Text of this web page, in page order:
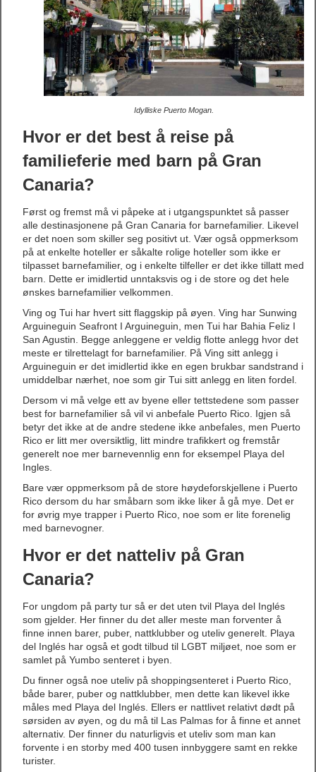
Idylliske Puerto Mogan.
Hvor er det best å reise på
familieferie med barn på Gran
Canaria?
Først og fremst må vi påpeke at i utgangspunktet så passer
alle destinasjonene på Gran Canaria for barnefamilier. Likevel
er det noen som skiller seg positivt ut. Vær også oppmerksom
på at enkelte hoteller er såkalte rolige hoteller som ikke er
tilpasset barnefamilier, og i enkelte tilfeller er det ikke tillatt med
barn. Dette er imidlertid unntaksvis og i de store og det hele
ønskes barnefamilier velkommen.
Ving og Tui har hvert sitt flaggskip på øyen. Ving har Sunwing
Arguineguin Seafront I Arguineguin, men Tui har Bahia Feliz I
San Agustin. Begge anleggene er veldig flotte anlegg hvor det
meste er tilrettelagt for barnefamilier. På Ving sitt anlegg i
Arguineguin er det imidlertid ikke en egen brukbar sandstrand i
umiddelbar nærhet, noe som gir Tui sitt anlegg en liten fordel.
Dersom vi må velge ett av byene eller tettstedene som passer
best for barnefamilier så vil vi anbefale Puerto Rico. Igjen så
betyr det ikke at de andre stedene ikke anbefales, men Puerto
Rico er litt mer oversiktlig, litt mindre trafikkert og fremstår
generelt noe mer barnevennlig enn for eksempel Playa del
Ingles.
Bare vær oppmerksom på de store høydeforskjellene i Puerto
Rico dersom du har småbarn som ikke liker å gå mye. Det er
for øvrig mye trapper i Puerto Rico, noe som er lite forenelig
med barnevogner.
Hvor er det natteliv på Gran
Canaria?
For ungdom på party tur så er det uten tvil Playa del Inglés
som gjelder. Her finner du det aller meste man forventer å
finne innen barer, puber, nattklubber og uteliv generelt. Playa
del Inglés har også et godt tilbud til LGBT miljøet, noe som er
samlet på Yumbo senteret i byen.
Du finner også noe uteliv på shoppingsenteret i Puerto Rico,
både barer, puber og nattklubber, men dette kan likevel ikke
måles med Playa del Inglés. Ellers er nattlivet relativt dødt på
sørsiden av øyen, og du må til Las Palmas for å finne et annet
alternativ. Der finner du naturligvis et uteliv som man kan
forvente i en storby med 400 tusen innbyggere samt en rekke
turister.